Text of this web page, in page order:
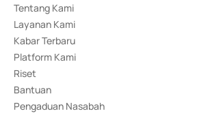
Tentang Kami
Layanan Kami
Kabar Terbaru
Platform Kami
Riset
Bantuan
Pengaduan Nasabah